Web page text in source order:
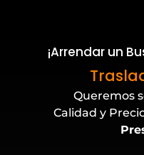
¡Arrendar un
Eventos
Queremos
Calidad y